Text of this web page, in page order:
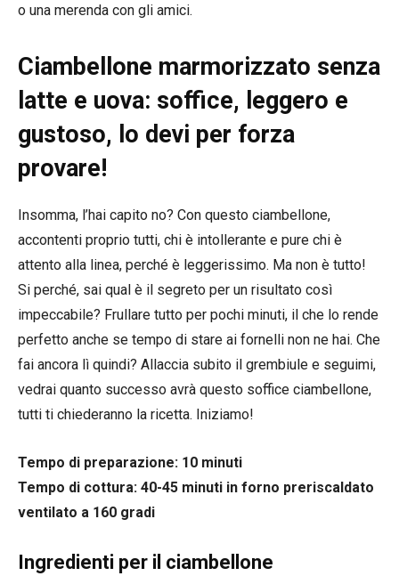
o una merenda con gli amici.
Ciambellone marmorizzato senza
latte e uova: soffice, leggero e
gustoso, lo devi per forza
provare!
Insomma, l’hai capito no? Con questo ciambellone,
accontenti proprio tutti, chi è intollerante e pure chi è
attento alla linea, perché è leggerissimo. Ma non è tutto!
Si perché, sai qual è il segreto per un risultato così
impeccabile? Frullare tutto per pochi minuti, il che lo rende
perfetto anche se tempo di stare ai fornelli non ne hai. Che
fai ancora lì quindi? Allaccia subito il grembiule e seguimi,
vedrai quanto successo avrà questo soffice ciambellone,
tutti ti chiederanno la ricetta. Iniziamo!
Tempo di preparazione: 10 minuti
Tempo di cottura: 40-45 minuti in forno preriscaldato
ventilato a 160 gradi
Ingredienti per il ciambellone